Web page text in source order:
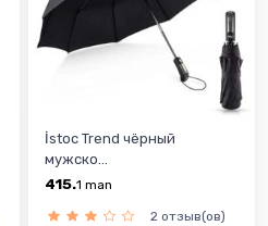
İstoc Trend чёрный
мужско...
415.1 man
2 отзыв(ов)